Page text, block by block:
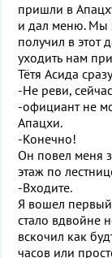
пришли в
и дал меню. Мы
получил в этот
уходить нам
Тётя Асида
-Не реви,
-официант не
Апацхи.
-Конечно!
Он повел меня
этаж по
-Входите.
Я вошел
стало вдвойне
вскочил как
часов или